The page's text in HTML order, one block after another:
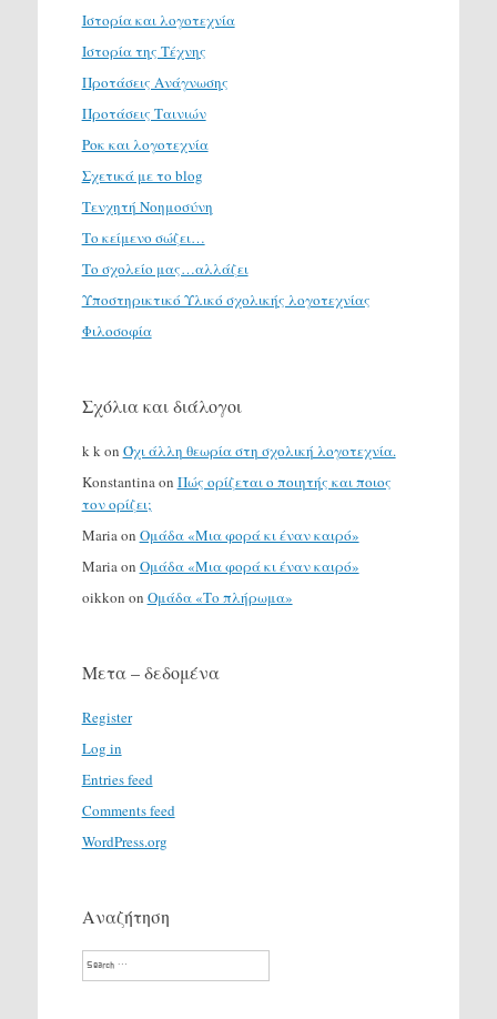
Ιστορία και λογοτεχνία
Ιστορία της Τέχνης
Προτάσεις Ανάγνωσης
Προτάσεις Ταινιών
Ροκ και λογοτεχνία
Σχετικά με το blog
Τενχητή Νοημοσύνη
Το κείμενο σώζει…
Το σχολείο μας…αλλάζει
Υποστηρικτικό Υλικό σχολικής λογοτεχνίας
Φιλοσοφία
Σχόλια και διάλογοι
k kon Όχι άλλη θεωρία στη σχολική λογοτεχνία.
Konstantinaon Πώς ορίζεται ο ποιητής και ποιος
τον ορίζει;
Mariaon Ομάδα «Μια φορά κι έναν καιρό»
Mariaon Ομάδα «Μια φορά κι έναν καιρό»
oikkon on Ομάδα «Το πλήρωμα»
Μετα – δεδομένα
Register
Log in
Entries feed
Comments feed
WordPress.org
Αναζήτηση
Search